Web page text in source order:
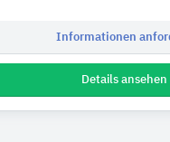
Informationen
Details ansehen